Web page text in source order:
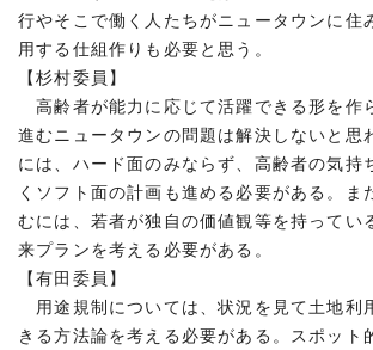
行やそこで働く人たちがニュータウンに住
用する仕組作りも必要と思う。
【杉村委員】
高齢者が能力に応じて活躍できる形を作
進むニュータウンの問題は解決しないと思
には、ハード面のみならず、高齢者の気持
くソフト面の計画も進める必要がある。ま
むには、若者が独自の価値観等を持ってい
来プランを考える必要がある。
【有田委員】
用途規制については、状況を見て土地利
きる方法論を考える必要がある。スポット